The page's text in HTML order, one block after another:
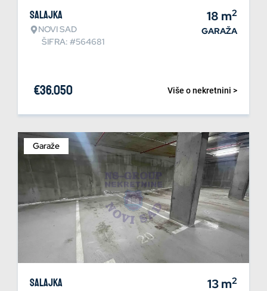
Salajka
NOVI SAD
ŠIFRA: #564681
18 m2
GARAŽA
Više o nekretnini >
€36.050
Garaže
Salajka 13m2